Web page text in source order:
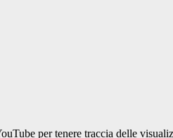
per tenere traccia delle